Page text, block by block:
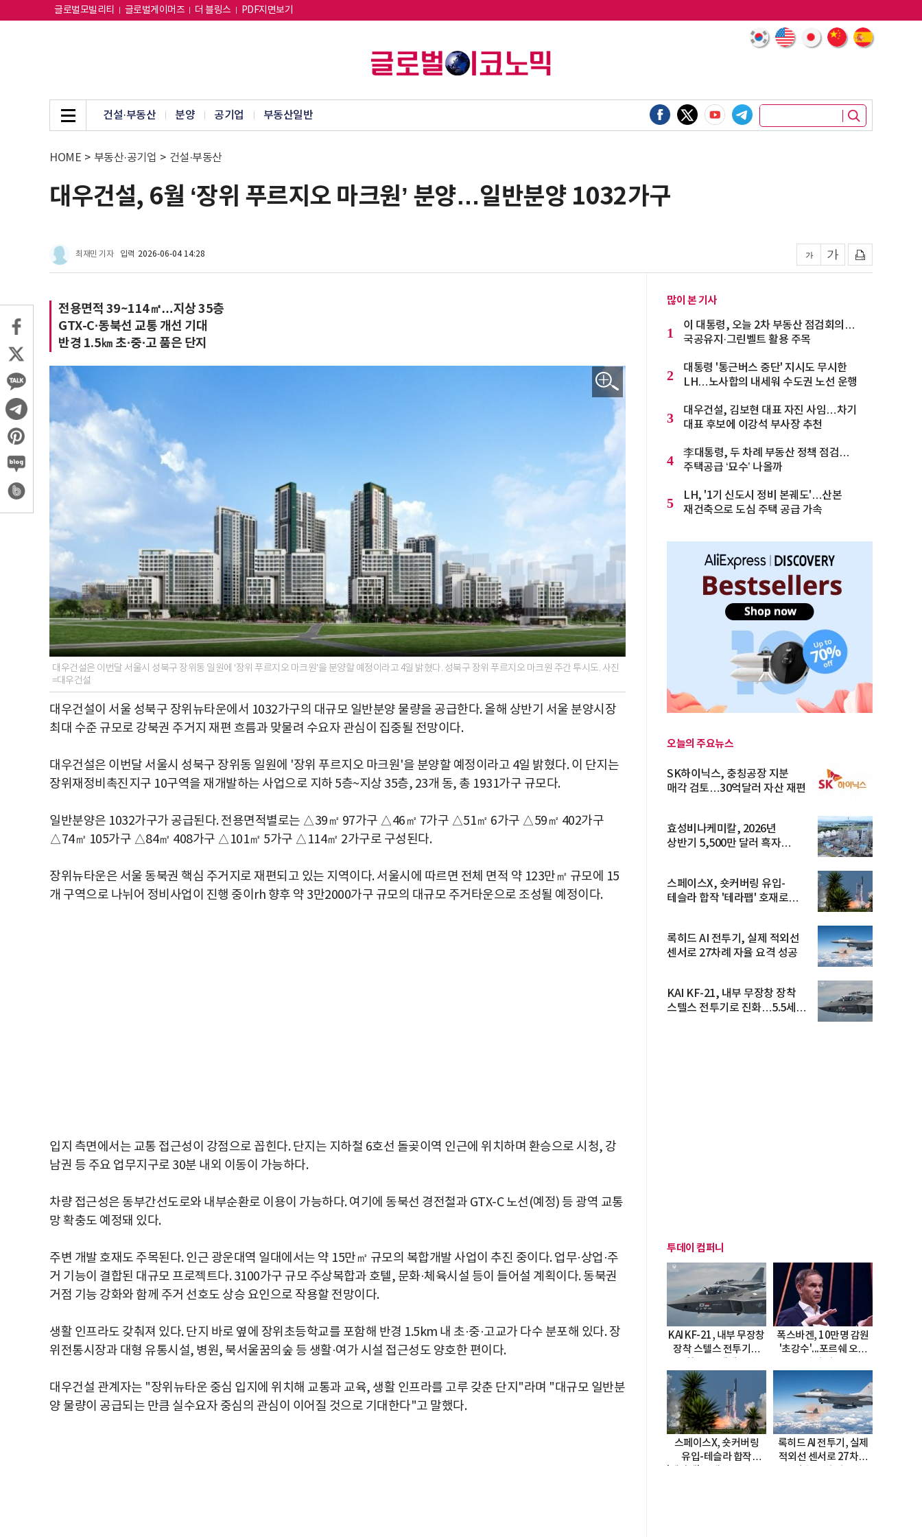
글로벌모빌리티 글로벌게이머즈 더 블링스 PDF지면보기
건설·부동산 분양 공기업 부동산일반
HOME > 부동산·공기업 > 건설·부동산
대우건설, 6월 ‘장위 푸르지오 마크원’ 분양…일반분양 1032가구
최재민 기자 입력 2026-06-04 14:28
전용면적 39~114㎡…지상 35층
GTX-C·동북선 교통 개선 기대
반경 1.5㎞ 초·중·고 품은 단지
대우건설은 이번달 서울시 성북구 장위동 일원에 ‘장위 푸르지오 마크원’을 분양할 예정이라고 4일 밝혔다. 성북구 장위 푸르지오 마크원 주간 투시도. 사진
=대우건설
대우건설이 서울 성북구 장위뉴타운에서 1032가구의 대규모 일반분양 물량을 공급한다. 올해 상반기 서울 분양시장
최대 수준 규모로 강북권 주거지 재편 흐름과 맞물려 수요자 관심이 집중될 전망이다.
대우건설은 이번달 서울시 성북구 장위동 일원에 '장위 푸르지오 마크원'을 분양할 예정이라고 4일 밝혔다. 이 단지는
장위재정비촉진지구 10구역을 재개발하는 사업으로 지하 5층~지상 35층, 23개 동, 총 1931가구 규모다.
일반분양은 1032가구가 공급된다. 전용면적별로는 △39㎡ 97가구 △46㎡ 7가구 △51㎡ 6가구 △59㎡ 402가구
△74㎡ 105가구 △84㎡ 408가구 △101㎡ 5가구 △114㎡ 2가구로 구성된다.
장위뉴타운은 서울 동북권 핵심 주거지로 재편되고 있는 지역이다. 서울시에 따르면 전체 면적 약 123만㎡ 규모에 15
개 구역으로 나뉘어 정비사업이 진행 중이rh 향후 약 3만2000가구 규모의 대규모 주거타운으로 조성될 예정이다.
입지 측면에서는 교통 접근성이 강점으로 꼽힌다. 단지는 지하철 6호선 돌곶이역 인근에 위치하며 환승으로 시청, 강
남권 등 주요 업무지구로 30분 내외 이동이 가능하다.
차량 접근성은 동부간선도로와 내부순환로 이용이 가능하다. 여기에 동북선 경전철과 GTX-C 노선(예정) 등 광역 교통
망 확충도 예정돼 있다.
주변 개발 호재도 주목된다. 인근 광운대역 일대에서는 약 15만㎡ 규모의 복합개발 사업이 추진 중이다. 업무·상업·주
거 기능이 결합된 대규모 프로젝트다. 3100가구 규모 주상복합과 호텔, 문화·체육시설 등이 들어설 계획이다. 동북권
거점 기능 강화와 함께 주거 선호도 상승 요인으로 작용할 전망이다.
생활 인프라도 갖춰져 있다. 단지 바로 옆에 장위초등학교를 포함해 반경 1.5km 내 초·중·고교가 다수 분포해 있다. 장
위전통시장과 대형 유통시설, 병원, 북서울꿈의숲 등 생활·여가 시설 접근성도 양호한 편이다.
대우건설 관계자는 "장위뉴타운 중심 입지에 위치해 교통과 교육, 생활 인프라를 고루 갖춘 단지"라며 "대규모 일반분
양 물량이 공급되는 만큼 실수요자 중심의 관심이 이어질 것으로 기대한다"고 말했다.
많이 본 기사
1
이 대통령, 오늘 2차 부동산 점검회의…
국공유지·그린벨트 활용 주목
2
대통령 '통근버스 중단' 지시도 무시한
LH…노사합의 내세워 수도권 노선 운행
3
대우건설, 김보현 대표 자진 사임…차기
대표 후보에 이강석 부사장 추천
4
李대통령, 두 차례 부동산 정책 점검…
주택공급 ‘묘수’ 나올까
5
LH, '1기 신도시 정비 본궤도'…산본
재건축으로 도심 주택 공급 가속
오늘의 주요뉴스
SK하이닉스, 충칭공장 지분
매각 검토…30억달러 자산 재편
효성비나케미칼, 2026년
상반기 5,500만 달러 흑자
스페이스X, 숏커버링 유입-
테슬라 합작 '테라팹' 호재로
록히드 AI 전투기, 실제 적외선
센서로 27차례 자율 요격 성공
KAI KF-21, 내부 무장창 장착
스텔스 전투기로 진화…5.5세대
투데이 컴퍼니
KAI KF-21, 내부 무장창
장착 스텔스 전투기로
폭스바겐, 10만명 감원
'초강수'...포르쉐 오너
스페이스X, 숏커버링
유입-테슬라 합작
록히드 AI 전투기, 실제
적외선 센서로 27차례